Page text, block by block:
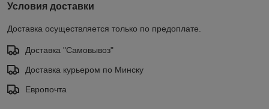
Условия доставки
Доставка осуществляется только по предоплате.
Доставка "Самовывоз"
Доставка курьером по Минску
Европочта